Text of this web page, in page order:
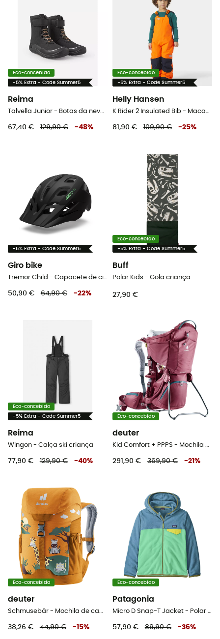
Eco-concebido
-5% Extra - Code Summer5
Reima
Talvella Junior - Botas da neve criança
67,40 € 129,90 € -48%
Eco-concebido
-5% Extra - Code Summer5
Helly Hansen
K Rider 2 Insulated Bib - Macacão ski criança
81,90 € 109,90 € -25%
-5% Extra - Code Summer5
Giro bike
Tremor Child - Capacete de ciclismo criança
50,90 € 64,90 € -22%
Eco-concebido
-5% Extra - Code Summer5
Buff
Polar Kids - Gola criança
27,90 €
Eco-concebido
-5% Extra - Code Summer5
Reima
Wingon - Calça ski criança
77,90 € 129,90 € -40%
Eco-concebido
deuter
Kid Comfort + PPPS - Mochila porta-bebé
291,90 € 369,90 € -21 %
Eco-concebido
deuter
Schmusebär - Mochila de caminhada criança
38,26 € 44,90 € -15%
Eco-concebido
Patagonia
Micro D Snap-T Jacket - Polar criança
57,90 € 89,90 € -36%